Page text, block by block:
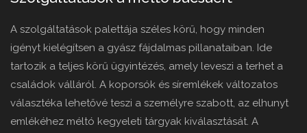
A szolgáltatások palettája széles körű, hogy minden
igényt kielégítsen a gyász fájdalmas pillanataiban. Ide
tartozik a teljes körű ügyintézés, amely leveszi a terhet a
családok válláról. A koporsók és síremlékek változatos
választéka lehetővé teszi a személyre szabott, az elhunyt
emlékéhez méltó kegyeleti tárgyak kiválasztását. A